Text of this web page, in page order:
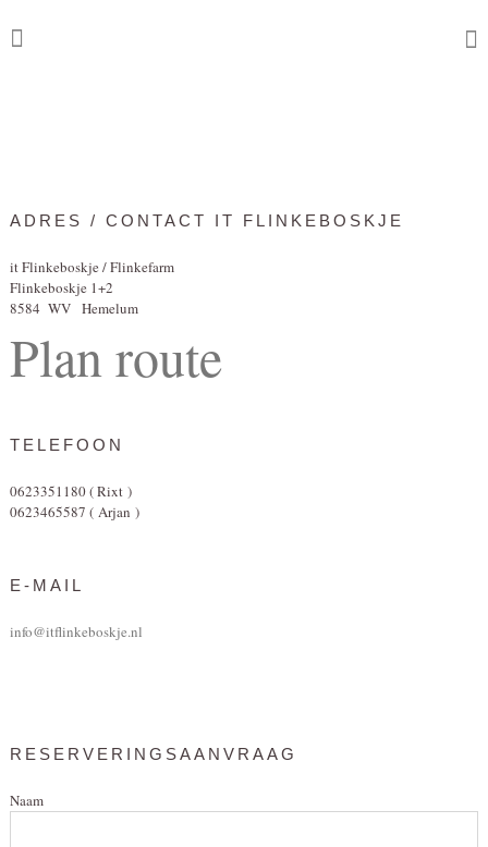
ADRES / CONTACT IT FLINKEBOSKJE
it Flinkeboskje / Flinkefarm
Flinkeboskje 1+2
8584 WV Hemelum
Plan route
TELEFOON
0623351180 ( Rixt )
0623465587 ( Arjan )
E-MAIL
info@itflinkeboskje.nl
RESERVERINGSAANVRAAG
Naam